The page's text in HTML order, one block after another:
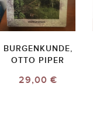
BURGENKUNDE,
OTTO PIPER
29,00 €